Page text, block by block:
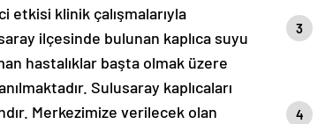
klinik çalışmalarıyla
ilçesinde bulunan kaplıca suyu
hastalıklar başta olmak üzere
Sulusaray kaplıcaları
Merkezimize verilecek olan
3
4